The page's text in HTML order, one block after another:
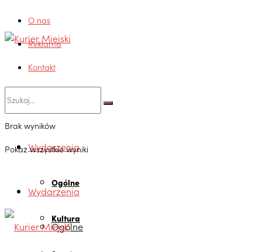
O nas
Reklama
Kontakt
Brak wyników
Pokaż wszystkie wyniki
Wydarzenia
Ogólne
Kultura
Wydarzenia
Ogólne